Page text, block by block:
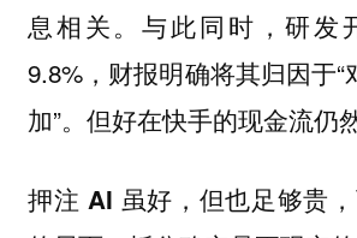
息相关。与此同时，研发
9.8%，财报明确将其归因于
加”。 但好在快手的现金流仍
押注 AI 虽好，但也足够贵